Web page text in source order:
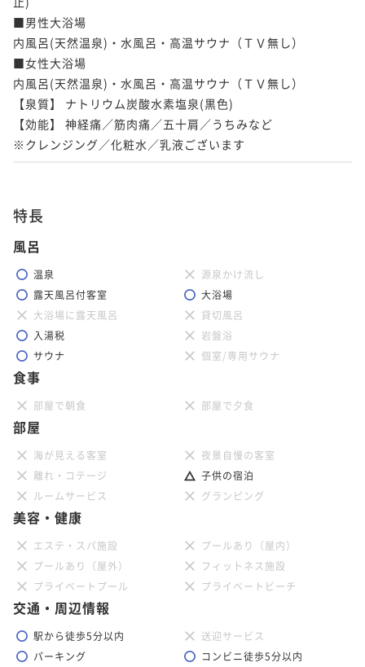
■男性大浴場
内風呂(天然温泉)・水風呂・高温サウナ（ＴＶ無し）
■女性大浴場
内風呂(天然温泉)・水風呂・高温サウナ（ＴＶ無し）
【泉質】 ナトリウム炭酸水素塩泉(黒色)
【効能】 神経痛／筋肉痛／五十肩／うちみなど
※クレンジング／化粧水／乳液ございます
特長
風呂
温泉
源泉かけ流し
露天風呂付客室
大浴場
大浴場に露天風呂
貸切風呂
入湯税
岩盤浴
サウナ
個室/専用サウナ
食事
部屋で朝食 部屋で夕食
部屋
海が見える客室
夜景自慢の客室
離れ・コテージ
子供の宿泊
ルームサービス
グランピング
美容・健康
エステ・スパ施設
プールあり（屋内）
プールあり（屋外）
フィットネス施設
プライベートプール
プライベートビーチ
交通・周辺情報
駅から徒歩5分以内
送迎サービス
パーキング
コンビニ徒歩5分以内